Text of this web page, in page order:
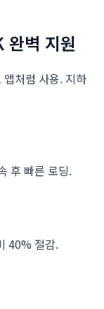
완벽 지원
처럼 사용. 지하
후 빠른 로딩.
40% 절감.